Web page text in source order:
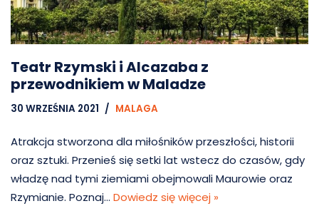
Teatr Rzymski i Alcazaba z
przewodnikiem w Maladze
30 WRZEŚNIA 2021 MALAGA
Atrakcja stworzona dla miłośników przeszłości, historii
oraz sztuki. Przenieś się setki lat wstecz do czasów, gdy
władzę nad tymi ziemiami obejmowali Maurowie oraz
Rzymianie. Poznaj… Dowiedz się więcej »